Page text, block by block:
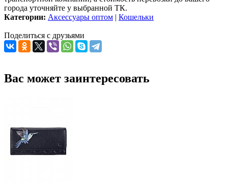
города уточняйте у выбранной ТК.
Категории: Аксессуары оптом | Кошельки
Поделиться с друзьями
Вас может заинтересовать